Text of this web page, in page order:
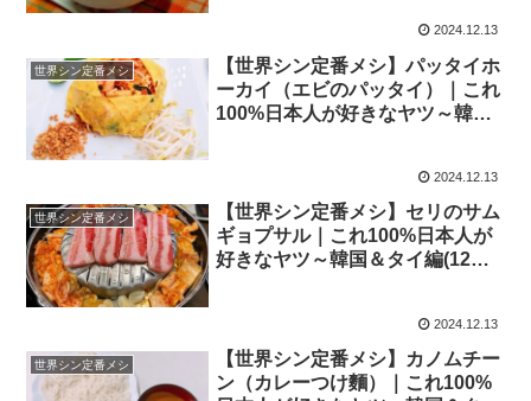
2024.12.13
世界シン定番メシ
【世界シン定番メシ】パッタイホ
ーカイ（エビのパッタイ）｜これ
100%日本人が好きなヤツ～韓国
2024.12.13
世界シン定番メシ
【世界シン定番メシ】セリのサム
ギョプサル｜これ100%日本人が
好きなヤツ～韓国＆タイ編(12月
2024.12.13
世界シン定番メシ
【世界シン定番メシ】カノムチー
ン（カレーつけ麵）｜これ100%